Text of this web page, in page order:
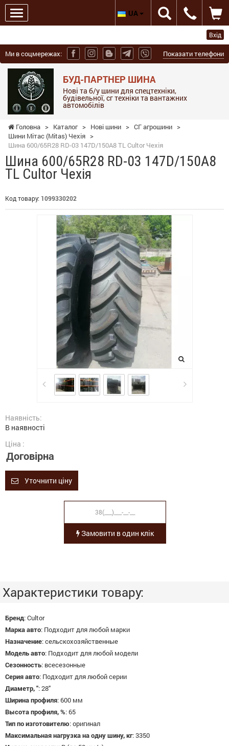
Вхід
Ми в соцмережах: Показати телефони
БУД-ПАРТНЕР ШИНА
Нові та б/у шини для спецтехніки,
будівельної, сг техніки та вантажних
автомобілів
UA
Головна > Каталог > Нові шини > СГ агрошини >
Шини Мітас (Mitas) Чехія >
Шина 600/65R28 RD-03 147D/150A8 TL Cultor Чехія
Шина 600/65R28 RD-03 147D/150A8
TL Cultor Чехія
Код товару: 1099330202
Наявність:
В наявності
Ціна :
Договірна
Уточнити ціну
Замовити в один клік
Характеристики товару:
Бренд:Cultor
Марка авто: Подходит для любой марки
Назначение:сельскохозяйственные
Модель авто: Подходит для любой модели
Сезонность: всесезонные
Серия авто: Подходит для любой серии
Диаметр, ":28"
Ширина профиля:600 мм
Высота профиля, %:65
Тип по изготовителю:оригинал
Максимальная нагрузка на одну шину, кг:3350